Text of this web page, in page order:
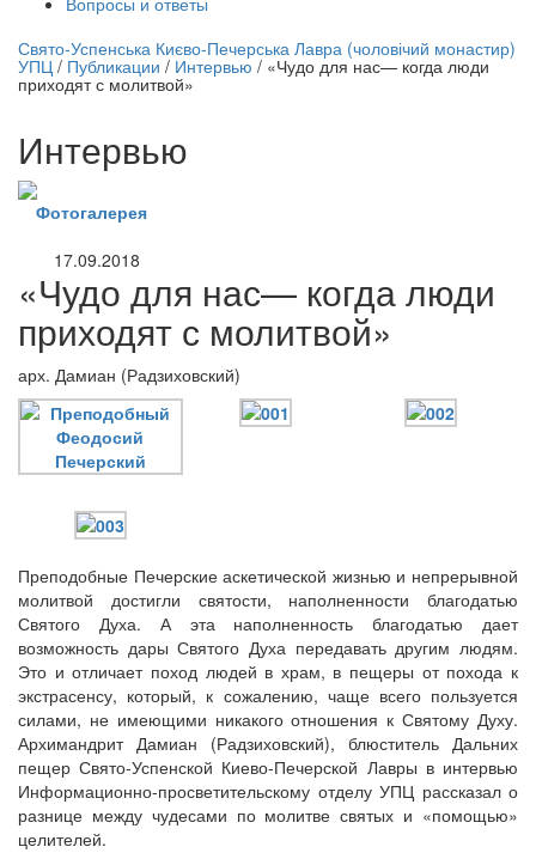
трансляция | 12 сентября
трансляции
Онлайн трансляции
Веб-камеры
12 сентября 2015Название трансляции
12 сентября 2015Название трансляции
12 сентября 2015Название трансляции
12 сентября 2015Название трансляции
12 сентября 2015Название трансляции
12 сентября 2015Название трансляции
12 сентября 2015Название трансляции
12 сентября 2015
Свято-Успенська Києво-Печерська Лавра (чоловічий монастир)
УПЦ / Публикации / Интервью / «Чудо для нас— когда люди
приходят с молитвой»
Интервью
Фотогалерея
17.09.2018
«Чудо для нас— когда люди
приходят с молитвой»
арх. Дамиан (Радзиховский)
Преподобные Печерские аскетической жизнью и непрерывной
молитвой достигли святости, наполненности благодатью
Святого Духа. А эта наполненность благодатью дает
возможность дары Святого Духа передавать другим людям.
Это и отличает поход людей в храм, в пещеры от похода к
экстрасенсу, который, к сожалению, чаще всего пользуется
силами, не имеющими никакого отношения к Святому Духу.
Архимандрит Дамиан (Радзиховский), блюститель Дальних
пещер Свято-Успенской Киево-Печерской Лавры в интервью
Информационно-просветительскому отделу УПЦ рассказал о
разнице между чудесами по молитве святых и «помощью»
целителей.